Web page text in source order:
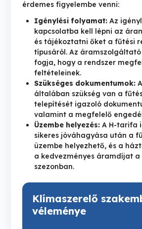
érdemes figyelembe venni:
Igénylési folyamat:Az
kapcsolatba kell lépni az
és tájékoztatni őket a fűtési
típusáról. Az
fogja, hogy a rendszer
feltételeinek.
Szükséges dokumentumok:
általában szükség van a
telepítését igazoló
valamint a megfelelő
Üzembe helyezés:A H-tarifa
sikeres jóváhagyása után a
üzembe helyezhető, és a
a kedvezményes áramdíjat a
szezonban.
Klímaszerelő
véleménye